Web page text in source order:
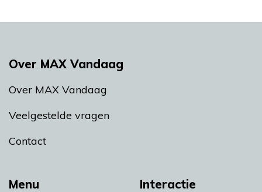
Menu Interactie
Over MAX Vandaag
Over MAX Vandaag
Veelgestelde vragen
Contact